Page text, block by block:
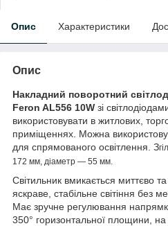
Опис Характеристики
Опис
Накладний поворотний
Feron AL556 10W зі
використовувати в житлових,
приміщеннях. Можна
для спрямованого освітлення. З
172 мм, діаметр — 55 мм.
Світильник вмикається миттєво
яскраве, стабільне світіння без
Має зручне регулювання
350° горизонтальної площини, на